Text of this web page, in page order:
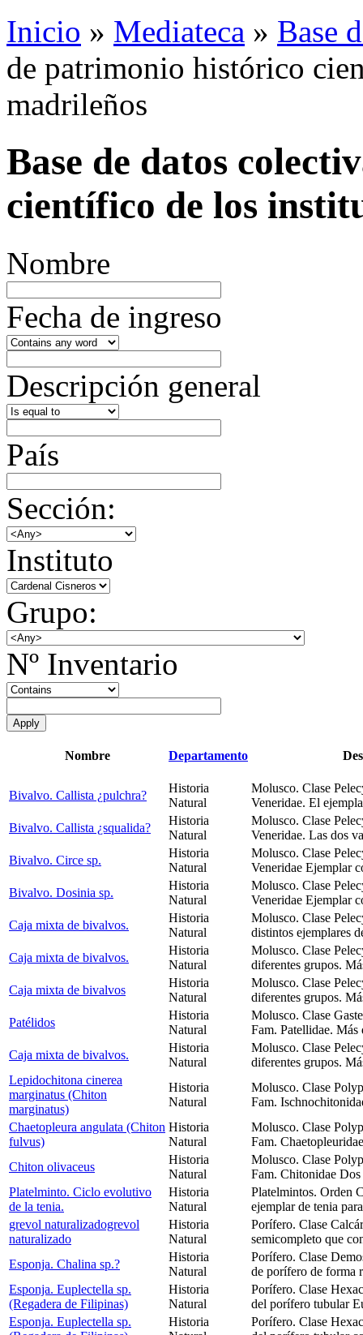
Inicio » Mediateca » Base
de patrimonio histórico
madrileños
Base de datos
científico de los
Nombre
Fecha de ingreso
Descripción general
País
Sección:
Instituto
Grupo:
Nº Inventario
Nombre Departamento
Bivalvo. Callista ¿pulchra?
Historia
Natural
Molusco. Clase
Veneridae. El
Bivalvo. Callista ¿squalida?
Historia
Natural
Molusco. Clase
Veneridae. Las dos
Bivalvo. Circe sp.
Historia
Natural
Molusco. Clase
Veneridae Ejemplar
Bivalvo. Dosinia sp.
Historia
Natural
Molusco. Clase
Veneridae Ejemplar
Caja mixta de bivalvos.
Historia
Natural
Molusco. Clase
distintos ejemplares
Caja mixta de bivalvos.
Historia
Natural
Molusco. Clase
diferentes grupos.
Caja mixta de bivalvos
Historia
Natural
Molusco. Clase
diferentes grupos.
Patélidos
Historia
Natural
Molusco. Clase
Fam. Patellidae. Más
Caja mixta de bivalvos.
Historia
Natural
Molusco. Clase
diferentes grupos.
Lepidochitona cinerea
marginatus (Chiton
marginatus)
Historia
Natural
Molusco. Clase
Fam.
Chaetopleura angulata (Chiton
fulvus)
Historia
Natural
Molusco. Clase
Fam.
Chiton olivaceus
Historia
Natural
Molusco. Clase
Fam. Chitonidae
Platelminto. Ciclo evolutivo
de la tenia.
Historia
Natural
Platelmintos. Orden
ejemplar de tenia
grevol naturalizadogrevol
naturalizado
Historia
Natural
Porífero. Clase
semicompleto que
Esponja. Chalina sp.?
Historia
Natural
Porífero. Clase
de porífero de forma
Esponja. Euplectella sp.
(Regadera de Filipinas)
Historia
Natural
Porífero. Clase
del porífero tubular
Esponja. Euplectella sp.
Historia
Porífero. Clase